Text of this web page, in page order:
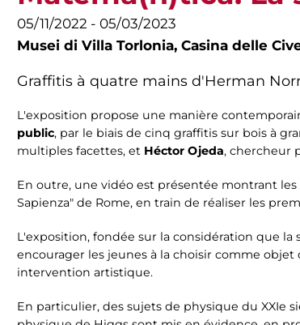
05/11/2022 - 05/03/2023
Musei di Villa Torlonia, Casina delle
Graffitis à quatre mains d'Herman
L'exposition propose une manière
public, par le biais de cinq graffitis sur bois à
multiples facettes, et Héctor Ojeda, chercheur
En outre, une vidéo est présentée montrant
Sapienza" de Rome, en train de réaliser les
L'exposition, fondée sur la considération que
encourager les jeunes à la choisir comme
intervention artistique.
En particulier, des sujets de physique du XXIe